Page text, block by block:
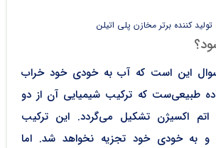
کننده برتر مخازن پلی اتیلن
سوال این است که آب به خودی خود خراب
طبیعی‌ست که ترکیب شیمیایی آن از دو
اکسیژن تشکیل می‌گردد. این ترکیب
و به خودی خود تجزیه نخواهد شد. اما